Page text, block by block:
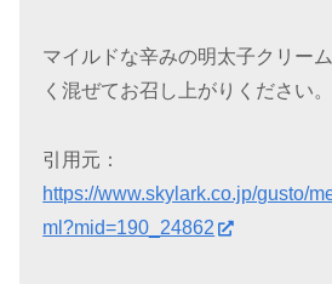
マイルドな辛みの明太子クリー
く混ぜてお召し上がりください。
引用元：
https://www.skylark.co.jp/gusto/
ml?mid=190_24862